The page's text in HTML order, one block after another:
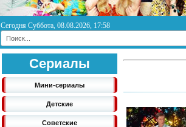
Сегодня Суббота, 08.08.2026, 17:58
Сериалы
Мини-сериалы
Детские
Советские